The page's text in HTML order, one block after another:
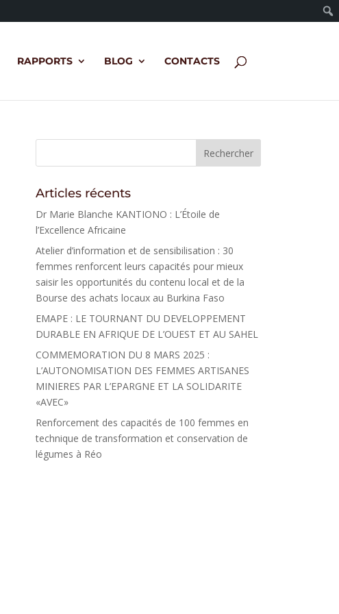
RAPPORTS BLOG CONTACTS
Articles récents
Dr Marie Blanche KANTIONO : L’Étoile de
l’Excellence Africaine
Atelier d’information et de sensibilisation : 30
femmes renforcent leurs capacités pour mieux
saisir les opportunités du contenu local et de la
Bourse des achats locaux au Burkina Faso
EMAPE : LE TOURNANT DU DEVELOPPEMENT
DURABLE EN AFRIQUE DE L’OUEST ET AU SAHEL
COMMEMORATION DU 8 MARS 2025 :
L’AUTONOMISATION DES FEMMES ARTISANES
MINIERES PAR L’EPARGNE ET LA SOLIDARITE
«AVEC»
Renforcement des capacités de 100 femmes en
technique de transformation et conservation de
légumes à Réo